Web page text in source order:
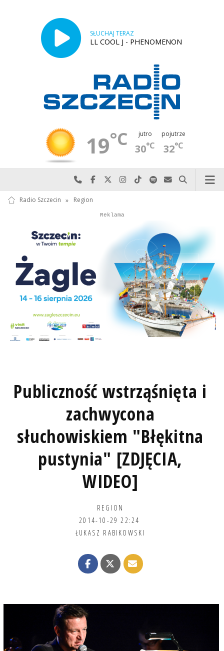
SŁUCHAJ TERAZ
LL COOL J - PHENOMENON
19°C jutro
30°C
pojutrze
32°C
Najlepiej po prostu do nas zadzwoń
Odwiedź nas na Facebook-u
Odwiedź nas na X
Odwiedź nas na Instagram-ie
Odwiedź nas na TikTok-u
Szukaj nas na Spotify
Wyślij do nas
Szukaj
Radio Szczecin » Region
Autopromocja
Reklama
Publiczność wstrząśnięta i
zachwycona
słuchowiskiem "Błękitna
pustynia" [ZDJĘCIA,
WIDEO]
REGION
2014-10-29 22:24
ŁUKASZ RABIKOWSKI